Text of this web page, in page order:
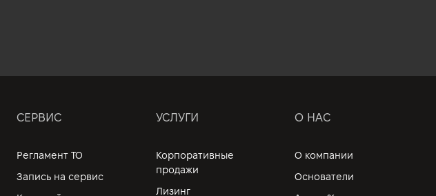
СЕРВИС
Регламент ТО
Запись на сервис
УСЛУГИ
Корпоративные
продажи
Лизинг
О НАС
О компании
Основатели